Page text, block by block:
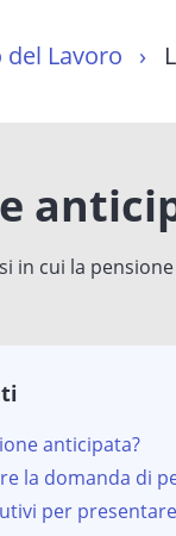
Lavoro
in cui la
anticipata?
la domanda di
per